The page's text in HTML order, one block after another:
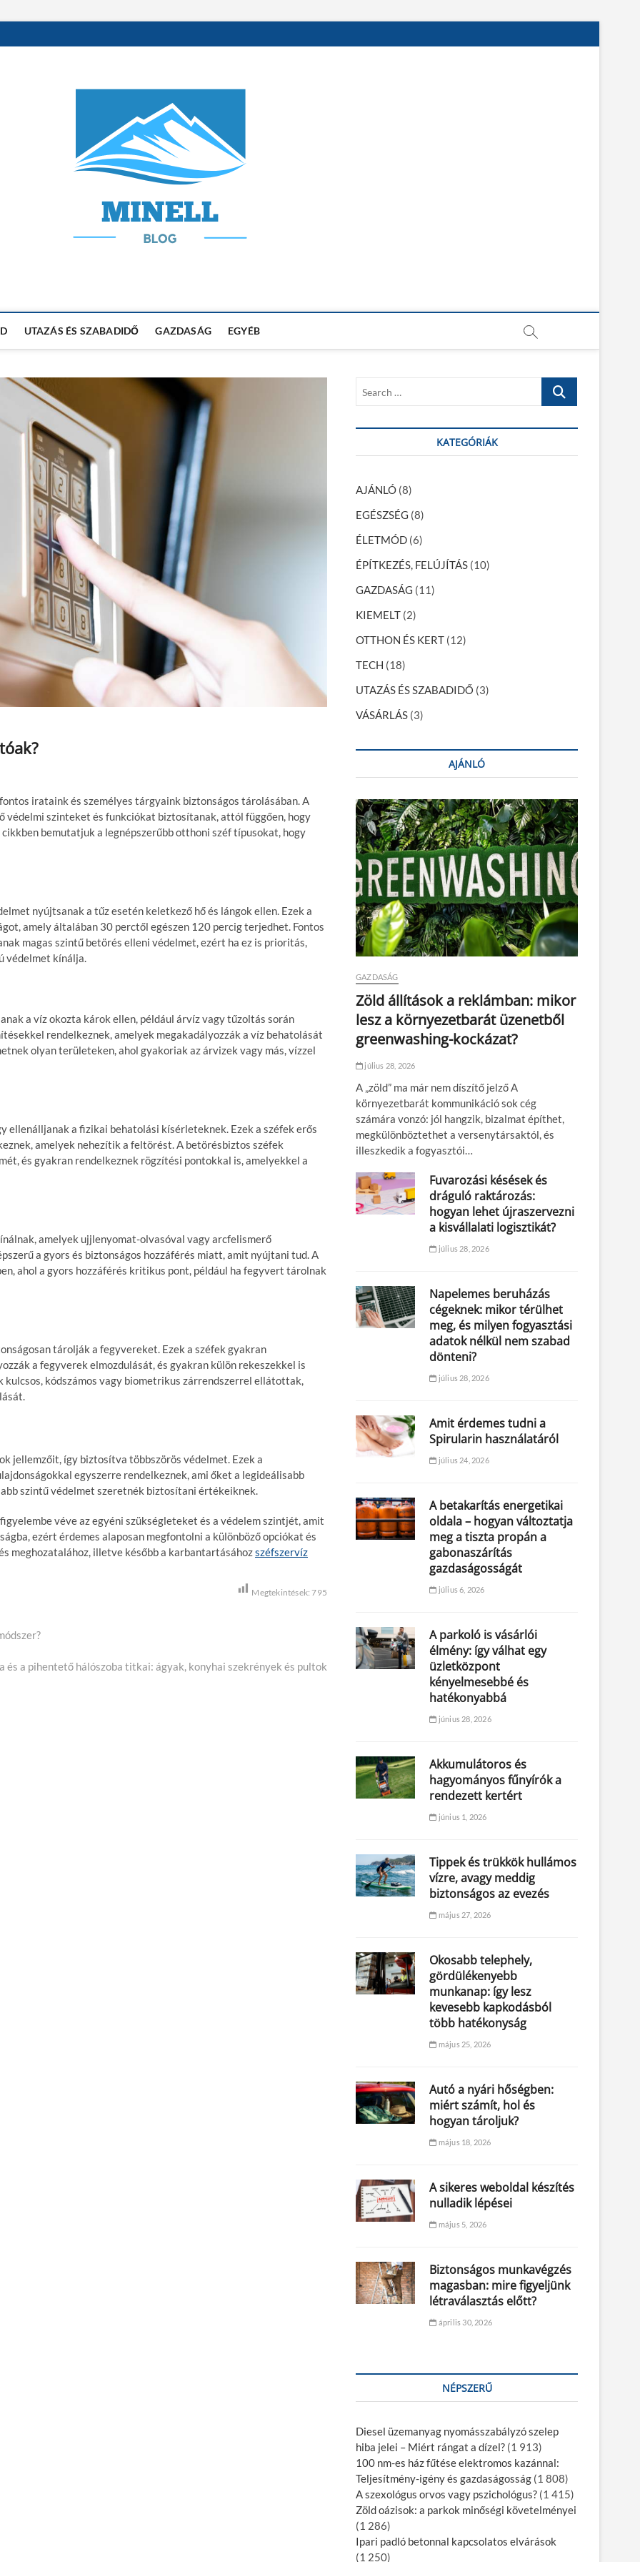
UTAZÁS ÉS SZABADIDŐ GAZDASÁG EGYÉB
irataink és személyes tárgyaink biztonságos tárolásában. A
védelmi szinteket és funkciókat biztosítanak, attól függően, hogy
bemutatjuk a legnépszerűbb otthoni széf típusokat, hogy
nyújtsanak a tűz esetén keletkező hő és lángok ellen. Ezek a
amely általában 30 perctől egészen 120 percig terjedhet. Fontos
magas szintű betörés elleni védelmet, ezért ha ez is prioritás,
védelmet kínálja.
a víz okozta károk ellen, például árvíz vagy tűzoltás során
rendelkeznek, amelyek megakadályozzák a víz behatolását
olyan területeken, ahol gyakoriak az árvizek vagy más, vízzel
ellenálljanak a fizikai behatolási kísérleteknek. Ezek a széfek erős
amelyek nehezítik a feltörést. A betörésbiztos széfek
és gyakran rendelkeznek rögzítési pontokkal is, amelyekkel a
amelyek ujjlenyomat-olvasóval vagy arcfelismerő
a gyors és biztonságos hozzáférés miatt, amit nyújtani tud. A
ahol a gyors hozzáférés kritikus pont, például ha fegyvert tárolnak
tárolják a fegyvereket. Ezek a széfek gyakran
a fegyverek elmozdulását, és gyakran külön rekeszekkel is
kódszámos vagy biometrikus zárrendszerrel ellátottak,
jellemzőit, így biztosítva többszörös védelmet. Ezek a
egyszerre rendelkeznek, ami őket a legideálisabb
szintű védelmet szeretnék biztosítani értékeiknek.
véve az egyéni szükségleteket és a védelem szintjét, amit
ezért érdemes alaposan megfontolni a különböző opciókat és
meghozatalához, illetve később a karbantartásáhozszéfszervíz
Megtekintések: 795
és a pihentető hálószoba titkai: ágyak, konyhai szekrények és pultok
r
KATEGÓRIÁK
AJÁNLÓ (8)
EGÉSZSÉG (8)
ÉLETMÓD (6)
ÉPÍTKEZÉS, FELÚJÍTÁS (10)
GAZDASÁG (11)
KIEMELT (2)
OTTHON ÉS KERT (12)
TECH (18)
UTAZÁS ÉS SZABADIDŐ (3)
VÁSÁRLÁS (3)
AJÁNLÓ
GAZDASÁG
Zöld állítások a reklámban: mikor
lesz a környezetbarát üzenetből
greenwashing-kockázat?
július 28, 2026
A „zöld” ma már nem díszítő jelző A
környezetbarát kommunikáció sok cég
számára vonzó: jól hangzik, bizalmat építhet,
megkülönböztethet a versenytársaktól, és
illeszkedik a fogyasztói…
Fuvarozási késések és
dráguló raktározás:
hogyan lehet újraszervezni
a kisvállalati logisztikát?
július 28, 2026
Napelemes beruházás
cégeknek: mikor térülhet
meg, és milyen fogyasztási
adatok nélkül nem szabad
dönteni?
július 28, 2026
Amit érdemes tudni a
Spirularin használatáról
július 24, 2026
A betakarítás energetikai
oldala – hogyan változtatja
meg a tiszta propán a
gabonaszárítás
gazdaságosságát
július 6, 2026
A parkoló is vásárlói
élmény: így válhat egy
üzletközpont
kényelmesebbé és
hatékonyabbá
június 28, 2026
Akkumulátoros és
hagyományos fűnyírók a
rendezett kertért
június 1, 2026
Tippek és trükkök hullámos
vízre, avagy meddig
biztonságos az evezés
május 27, 2026
Okosabb telephely,
gördülékenyebb
munkanap: így lesz
kevesebb kapkodásból
több hatékonyság
május 25, 2026
Autó a nyári hőségben:
miért számít, hol és
hogyan tároljuk?
május 18, 2026
A sikeres weboldal készítés
nulladik lépései
május 5, 2026
Biztonságos munkavégzés
magasban: mire figyeljünk
létraválasztás előtt?
április 30, 2026
NÉPSZERŰ
Diesel üzemanyag nyomásszabályzó szelep
hiba jelei – Miért rángat a dízel? (1 913)
100 nm-es ház fűtése elektromos kazánnal:
Teljesítmény-igény és gazdaságosság (1 808)
A szexológus orvos vagy pszichológus? (1 415)
Zöld oázisok: a parkok minőségi követelményei
(1 286)
Ipari padló betonnal kapcsolatos elvárások
(1 250)